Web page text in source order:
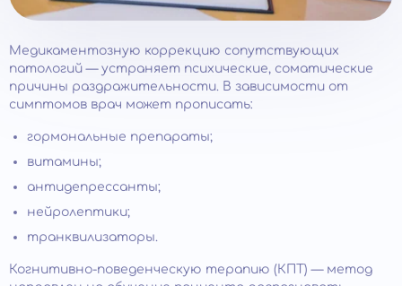
Медикаментозную коррекцию сопутствующих
патологий — устраняет психические, соматические
причины раздражительности. В зависимости от
симптомов врач может прописать:
гормональные препараты;
витамины;
антидепрессанты;
нейролептики;
транквилизаторы.
Когнитивно-поведенческую терапию (КПТ) — метод